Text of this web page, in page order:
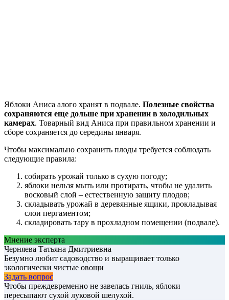
Яблоки Аниса алого хранят в подвале. Полезные свойства
сохраняются еще дольше при хранении в холодильных
камерах. Товарный вид Аниса при правильном хранении и
сборе сохраняется до середины января.
Чтобы максимально сохранить плоды требуется соблюдать
следующие правила:
собирать урожай только в сухую погоду;
яблоки нельзя мыть или протирать, чтобы не удалить
восковый слой – естественную защиту плодов;
складывать урожай в деревянные ящики, прокладывая
слои пергаментом;
складировать тару в прохладном помещении (подвале).
Мнение эксперта
Черняева Татьяна Дмитриевна
Безумно любит садоводство и выращивает только
экологически чистые овощи
Задать вопрос
Чтобы преждевременно не завелась гниль, яблоки
пересыпают сухой луковой шелухой.